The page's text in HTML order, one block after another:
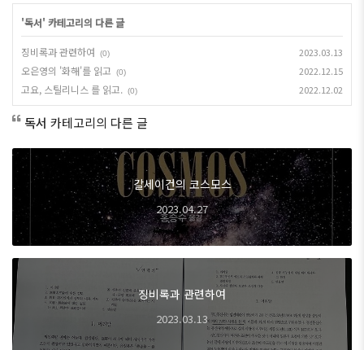
'독서' 카테고리의 다른 글
징비록과 관련하여 (0) 2023.03.13
오은영의 '화해'를 읽고 (0) 2022.12.15
고요, 스틸리니스 를 읽고. (0) 2022.12.02
독서 카테고리의 다른 글
칼세이건의 코스모스
2023.04.27
징비록과 관련하여
2023.03.13